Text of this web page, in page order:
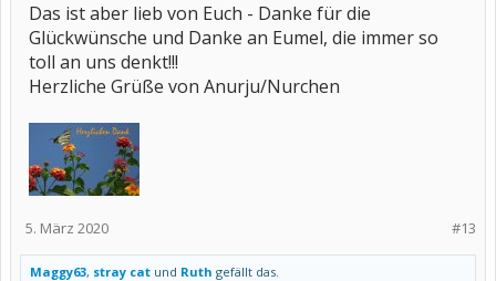
Das ist aber lieb von Euch - Danke für die
Glückwünsche und Danke an Eumel, die immer so
toll an uns denkt!!!
Herzliche Grüße von Anurju/Nurchen
#13
5. März 2020
Maggy63, stray cat und Ruth gefällt das.